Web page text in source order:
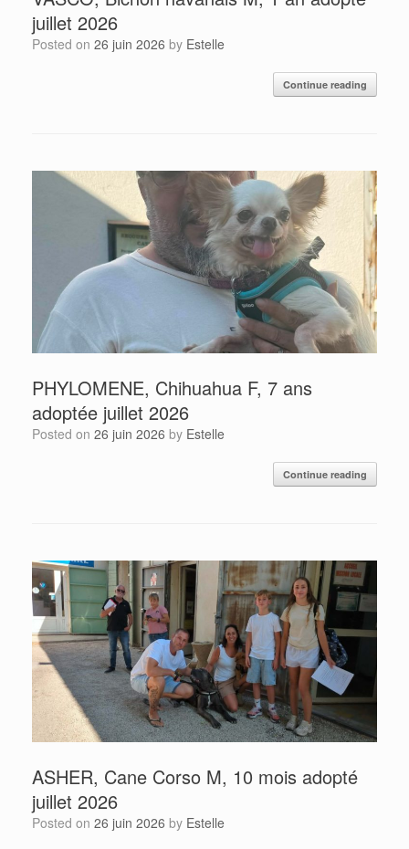
juillet 2026
Posted on 26 juin 2026 by Estelle
Continue reading
PHYLOMENE, Chihuahua F, 7 ans
adoptée juillet 2026
Posted on 26 juin 2026 by Estelle
Continue reading
ASHER, Cane Corso M, 10 mois adopté
juillet 2026
Posted on 26 juin 2026 by Estelle